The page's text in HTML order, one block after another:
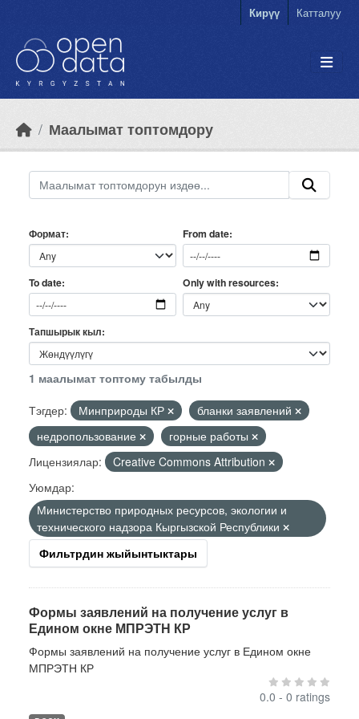
Кирүү Катталуу
Маалымат топтомдору
Формат From date
To date Only with resources
Тапшырык кыл
1 маалымат топтому табылды
Тэгдер:
Минприроды КР
бланки заявлений
недропользование
горные работы
Лицензиялар:
Creative Commons Attribution
Уюмдар:
Министерство природных ресурсов, экологии и
технического надзора Кыргызской Республики
Фильтрдин жыйынтыктары
Формы заявлений на получение услуг в
Едином окне МПРЭТН КР
Формы заявлений на получение услуг в Едином окне
МПРЭТН КР
0.0 - 0 ratings